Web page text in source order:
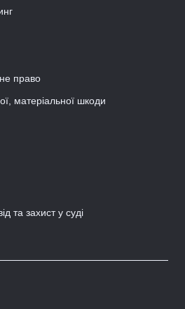
право
матеріальної шкоди
та захист у суді